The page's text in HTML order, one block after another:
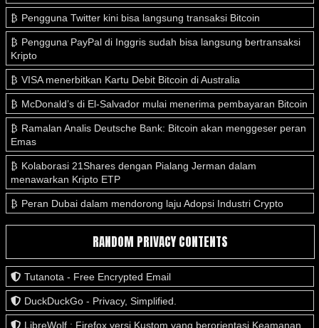
Pengguna Twitter kini bisa langsung transaksi Bitcoin
Pengguna PayPal di Inggris sudah bisa langsung bertransaksi
Kripto
VISA menerbitkan Kartu Debit Bitcoin di Australia
McDonald’s di El-Salvador mulai menerima pembayaran Bitcoin
Ramalan Analis Deutsche Bank: Bitcoin akan menggeser peran
Emas
Kolaborasi 21Shares dengan Pialang Jerman dalam
menawarkan Kripto ETP
Peran Dubai dalam mendorong laju Adopsi Industri Crypto
RANDOM PRIVACY CONTENTS
Tutanota - Free Encrypted Email
DuckDuckGo - Privacy, Simplified.
LibreWolf : Firefox versi Kustom yang berorientasi Keamanan